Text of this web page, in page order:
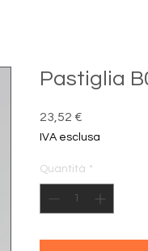
Pastiglia
23,52 €
IVA esclusa
Quantità *